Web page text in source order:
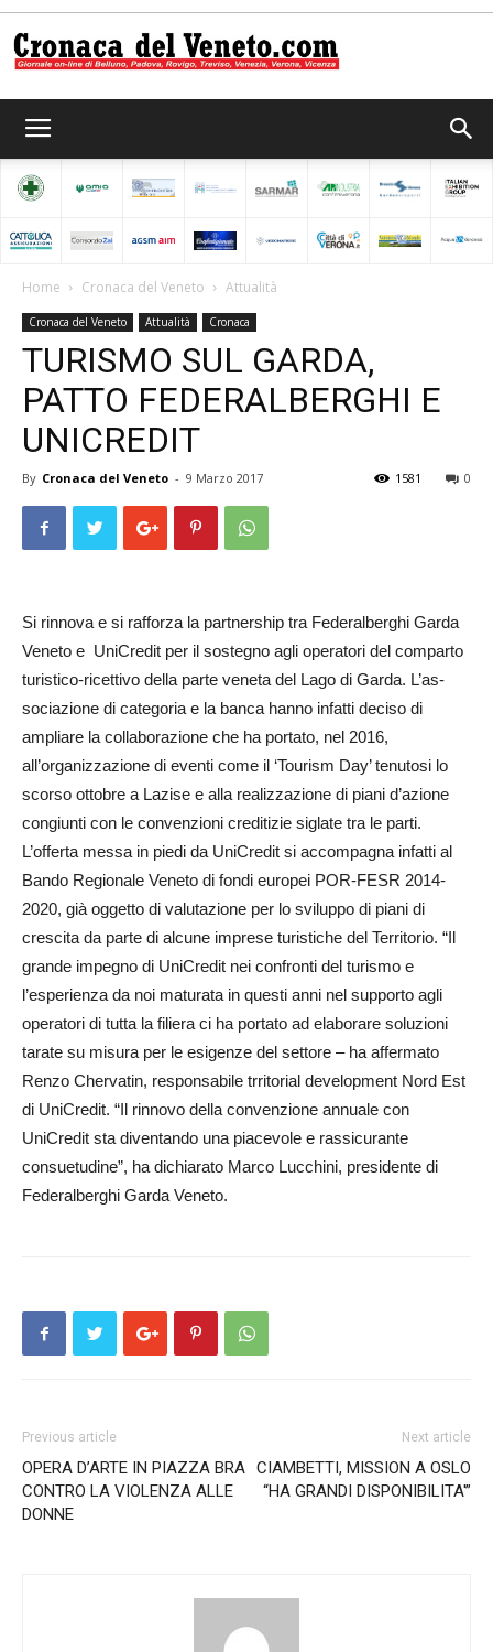
del
Veneto
Home Cronaca del Veneto Attualità
Cronaca del Veneto Attualità Cronaca
TURISMO SUL GARDA,
PATTO FEDERALBERGHI E
UNICREDIT
By Cronaca del Veneto - 9 Marzo 2017 0
1581
Si rinnova e si rafforza la partnership tra Fed­eralb­erghi Garda
Veneto e Uni­Credit per il sostegno agli operatori del comparto
turistico-ricettivo della parte veneta del Lago di Garda. L’as­
soci­azione di categoria e la banca hanno infatti deciso di
ampliare la collaborazione che ha portato, nel 2016,
all’organizzazione di eventi come il ‘Tourism Day’ tenutosi lo
scorso ottobre a Lazise e alla realizzazione di piani d’azione
congiunti con le convenzioni creditizie siglate tra le parti.
L’offerta messa in piedi da UniCredit si accompagna infatti al
Bando Regionale Veneto di fo­ndi europei POR-FESR 2014-
2020, già og­getto di valutazione per lo sviluppo di pi­ani di
crescita da pa­rte di alcune im­prese turistiche del Ter­­ritorio. “Il
gr­an­de impegno di Uni­Credit nei confronti del turismo e
l’esperienza da noi maturata in questi anni nel supporto agli
operatori di tutta la filiera ci ha portato ad elaborare soluzioni
tarate su misura per le esigenze del settore – ha affermato
Renzo Cher­vatin, responsabile trritorial development Nord Est
di UniCredit. “Il rinnovo della convenzione annuale con
UniCredit sta diventando una piacevole e rassicurante
consuetudine”, ha dichiarato Marco Luc­chini, presidente di
Fed­eralberghi Garda Veneto.
Previous article
OPERA D’ARTE IN PIAZZA BRA
CONTRO LA VIOLENZA ALLE
DONNE
Next article
CIAMBETTI, MISSION A OSLO
“HA GRANDI DISPONIBILITA'”